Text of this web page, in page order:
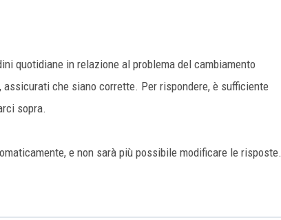
quotidiane in relazione al problema del cambiamento
che siano corrette. Per rispondere, è sufficiente
sopra.
e non sarà più possibile modificare le risposte.